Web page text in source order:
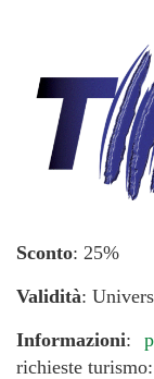
Sconto: 25%
Validità:
Informazioni:
richieste turismo: